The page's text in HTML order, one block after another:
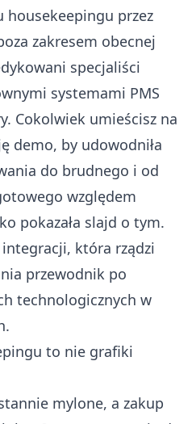
housekeepingu przez
zakresem obecnej
specjaliści
systemami PMS
Cokolwiek umieścisz na
demo, by udowodniła
do brudnego i od
względem
pokazała slajd o tym.
która rządzi
przewodnik po
technologicznych w
.
to nie grafiki
mylone, a zakup